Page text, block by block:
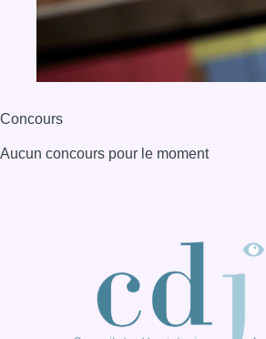
Concours
Aucun concours pour le moment